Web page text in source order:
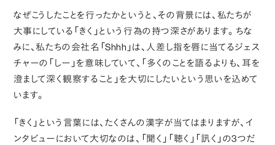
なぜこうしたことを行ったかというと、その背景には、私たちが
大事にしている「きく」という行為の持つ深さがあります。ちな
みに、私たちの会社名「Shhh」は、人差し指を唇に当てるジェス
チャーの「しー」を意味していて、「多くのことを語るよりも、耳を
澄まして深く観察すること」を大切にしたいという思いを込めて
います。
「きく」という言葉には、たくさんの漢字が当てはまりますが、イ
ンタビューにおいて大切なのは、「聞く」「聴く」「訊く」の3つだ